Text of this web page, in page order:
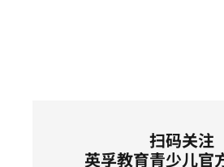
扫码关注
英孚教育青少儿官